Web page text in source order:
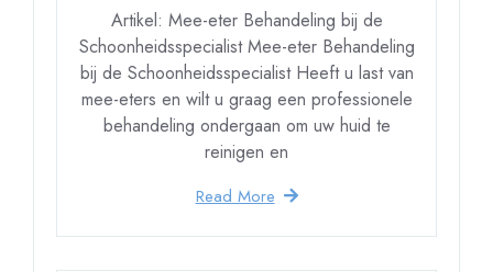
Artikel: Mee-eter Behandeling bij de
Schoonheidsspecialist Mee-eter Behandeling
bij de Schoonheidsspecialist Heeft u last van
mee-eters en wilt u graag een professionele
behandeling ondergaan om uw huid te
reinigen en
Read More